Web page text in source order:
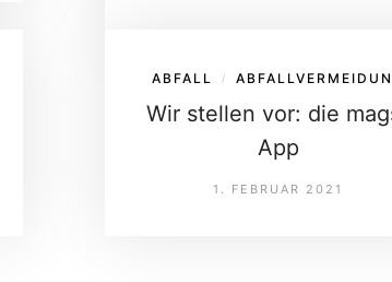
ABFALL /
Wir stellen vor: die
App
1. FEBRUAR 2021